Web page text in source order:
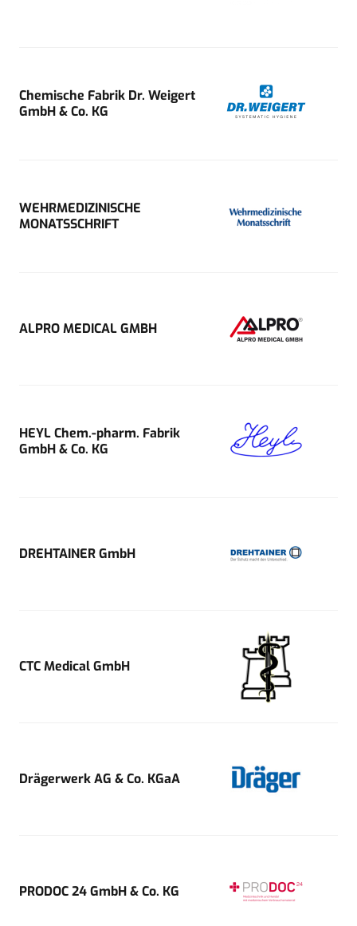
Chemische Fabrik Dr. Weigert
GmbH & Co. KG
WEHRMEDIZINISCHE
MONATSSCHRIFT
ALPRO MEDICAL GMBH
HEYL Chem.-pharm. Fabrik
GmbH & Co. KG
DREHTAINER GmbH
CTC Medical GmbH
Drägerwerk AG & Co. KGaA
PRODOC 24 GmbH & Co. KG